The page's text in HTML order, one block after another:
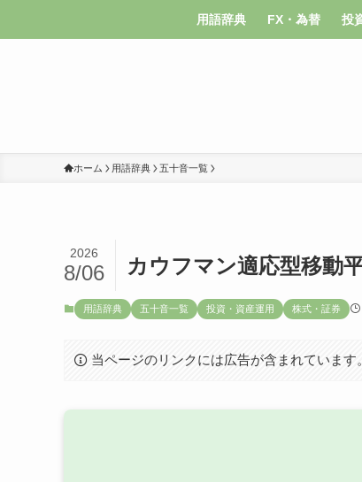
用語辞典 FX・為替 投
ホーム 用語辞典 五十音一覧
カウフマン適応型移動
2026
8/06
用語辞典 五十音一覧 投資・資産運用 株式・証券
当ページのリンクには広告が含まれています。